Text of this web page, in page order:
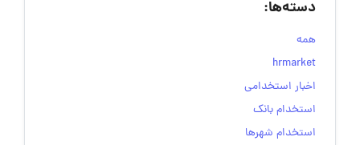
دسته‌ها:
همه
hrmarket
اخبار استخدامی
استخدام بانک
استخدام شهرها